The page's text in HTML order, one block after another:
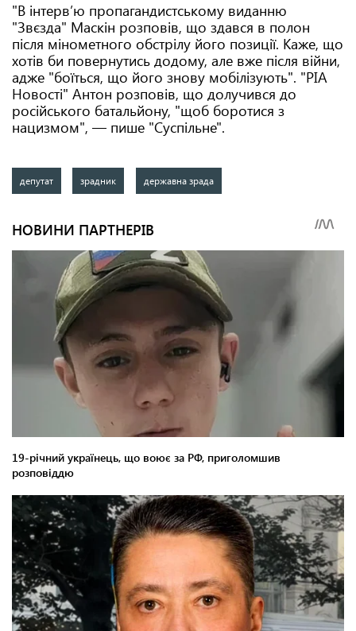
"В інтерв’ю пропагандистському виданню
"Звєзда" Маскін розповів, що здався в полон
після мінометного обстрілу його позиції. Каже, що
хотів би повернутись додому, але вже після війни,
адже "боїться, що його знову мобілізують". "РІА
Новості" Антон розповів, що долучився до
російського батальйону, "щоб боротися з
нацизмом", — пише "Суспільне".
депутат зрадник державна зрада